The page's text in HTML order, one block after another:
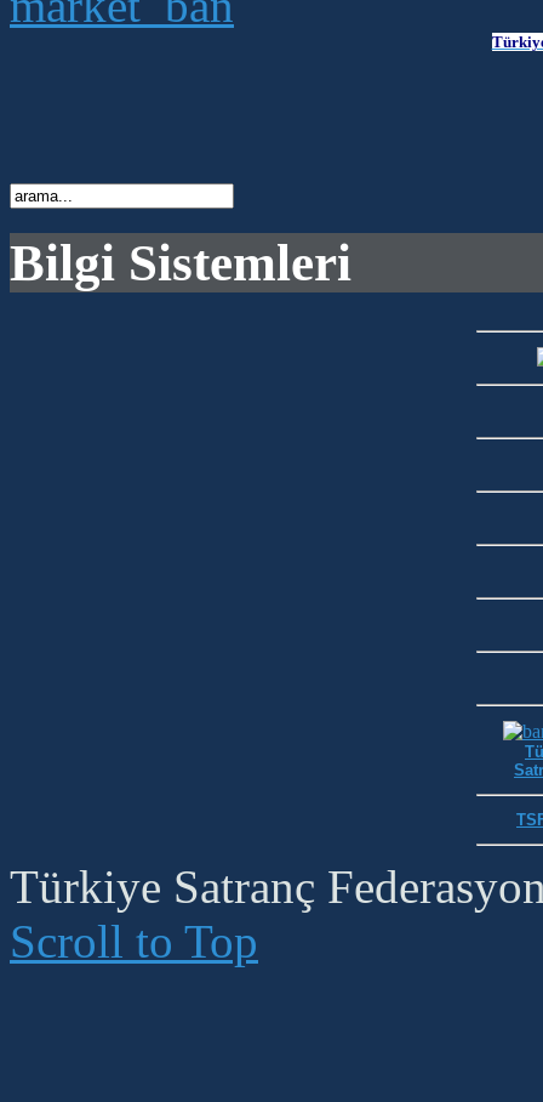
Bilgi Sistemleri
Türkiye Satranç
Scroll to Top